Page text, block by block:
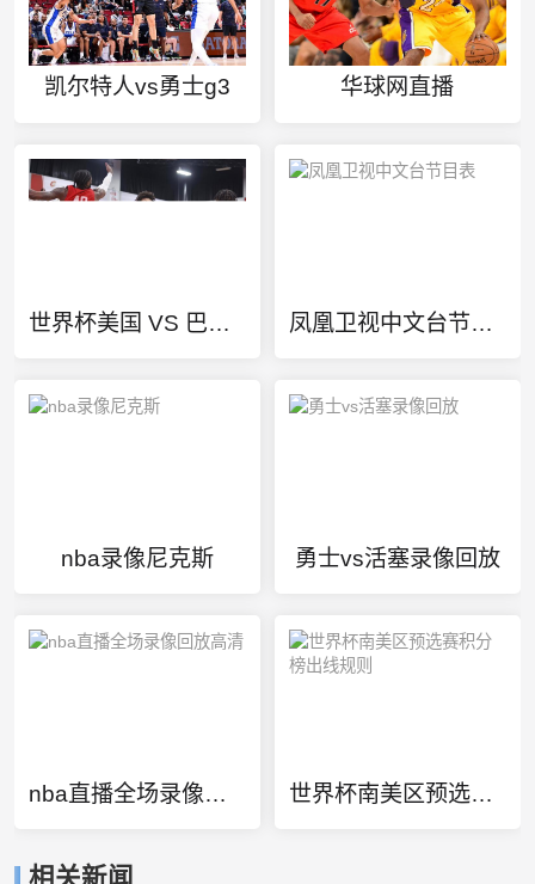
凯尔特人vs勇士g3 华球网直播
世界杯美国 VS 巴拉圭直播 凤凰卫视中文台节目表
nba录像尼克斯 勇士vs活塞录像回放
nba直播全场录像回放高清 世界杯南美区预选赛积分榜出线规则